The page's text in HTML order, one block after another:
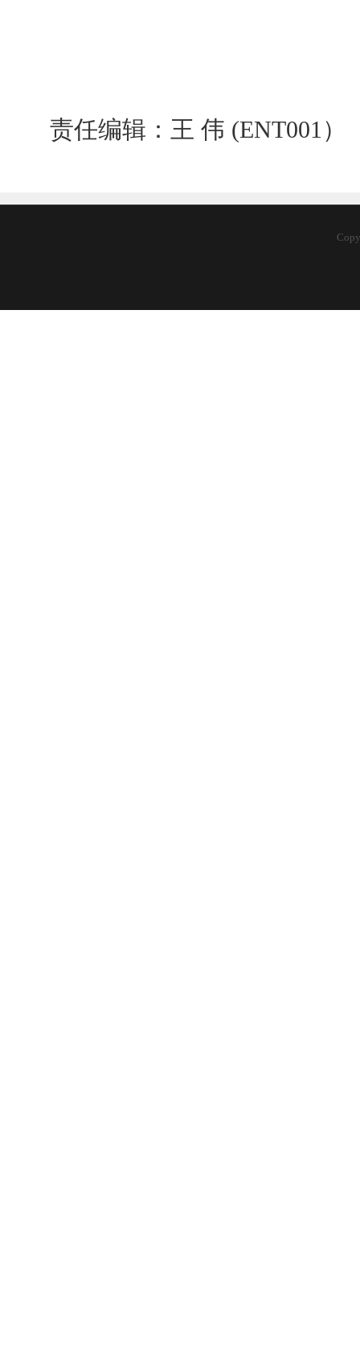
责任编辑：王 伟 (ENT001）